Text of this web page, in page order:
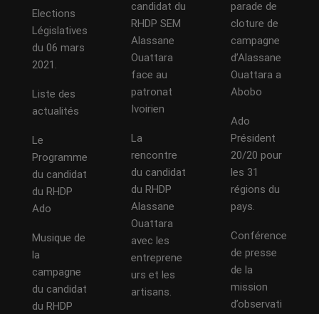
Elections
Législatives
du 06 mars
2021.
Liste des
actualités
Le
Programme
du candidat
du RHDP
Ado
Musique de
la
campagne
du candidat
du RHDP
candidat du
RHDP SEM
Alassane
Ouattara
face au
patronat
Ivoirien
La
rencontre
du candidat
du RHDP
Alassane
Ouattara
avec les
entreprene
urs et les
artisans.
parade de
cloture de
campagne
d’Alassane
Ouattara a
Abobo
Ado
Président
20/20 pour
les 31
régions du
pays.
Conférence
de presse
de la
mission
d’observati